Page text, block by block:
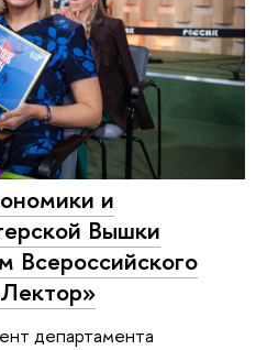
и
Вышки
Всероссийского
департамента